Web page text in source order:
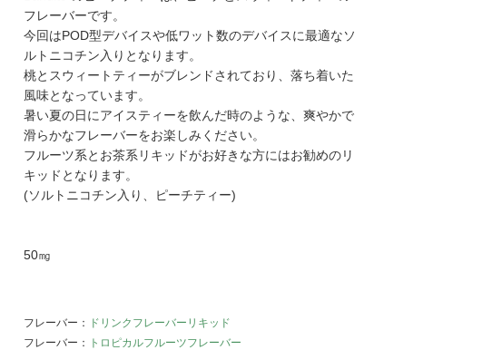
フレーバーです。
今回はPOD型デバイスや低ワット数のデバイスに最適なソ
ルトニコチン入りとなります。
桃とスウィートティーがブレンドされており、落ち着いた
風味となっています。
暑い夏の日にアイスティーを飲んだ時のような、爽やかで
滑らかなフレーバーをお楽しみください。
フルーツ系とお茶系リキッドがお好きな方にはお勧めのリ
キッドとなります。
(ソルトニコチン入り、ピーチティー)
50㎎
フレーバー：
ドリンクフレーバーリキッド
フレーバー：
トロピカルフルーツフレーバー